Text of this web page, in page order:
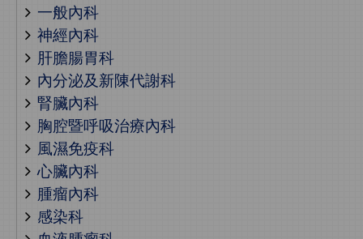
一般內科
神經內科
肝膽腸胃科
內分泌及新陳代謝科
腎臟內科
胸腔暨呼吸治療內科
風濕免疫科
心臟內科
腫瘤內科
感染科